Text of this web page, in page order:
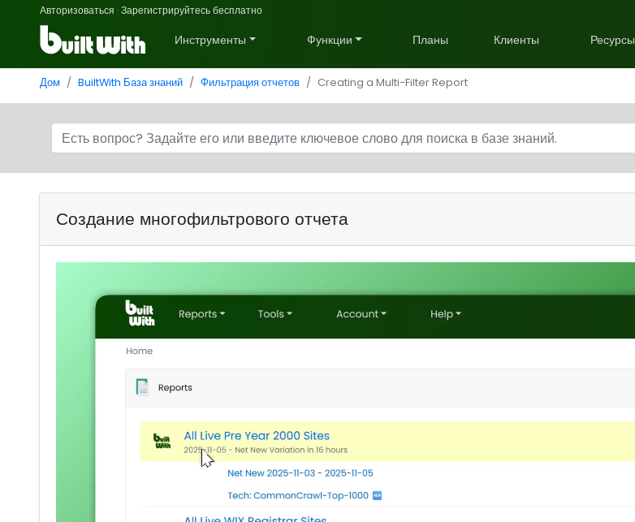
Авторизоваться ·Зарегистрируйтесь бесплатно
Инструменты Функции Планы Клиенты Ресурсы
Дом BuiltWith База знаний Фильтрация отчетов Creating a Multi-Filter Report
Создание многофильтрового отчета